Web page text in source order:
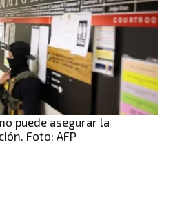
puede asegurar la
Foto: AFP